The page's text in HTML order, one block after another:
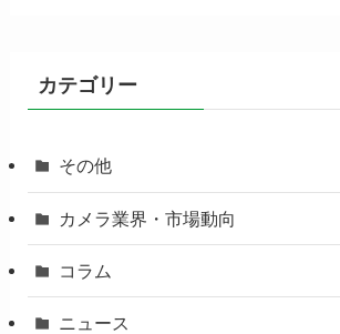
カテゴリー
その他
カメラ業界・市場動向
コラム
ニュース